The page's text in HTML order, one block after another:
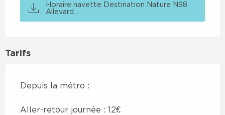
Horaire navette Destination Nature N98
Allevard...
Tarifs
Depuis la métro :
Aller-retour journée : 12€